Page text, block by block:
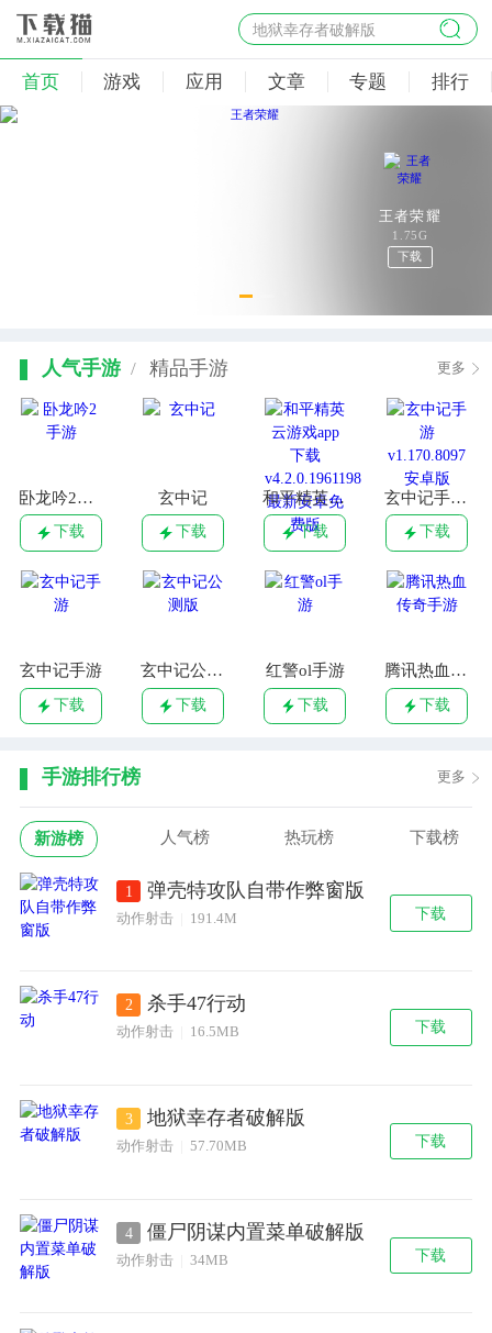
地狱幸存者破解版
首页 游戏 应用 文章 专题 排行
人气手游 精品手游
/ 更多
卧龙吟2手游
下载
玄中记
下载
和平精英云游戏app下载 v4.2.0.1961198 最新安卓免费版
下载
玄中记手游 v1.170.8097 安卓版
下载
玄中记手游
下载
玄中记公测版
下载
红警ol手游
下载
腾讯热血传奇手游
下载
手游排行榜 更多
新游榜 人气榜 热玩榜 下载榜
1 弹壳特攻队自带作弊窗版
动作射击 191.4M 下载
2 杀手47行动
动作射击 16.5MB 下载
3 地狱幸存者破解版
动作射击 57.70MB 下载
4 僵尸阴谋内置菜单破解版
动作射击 34MB 下载